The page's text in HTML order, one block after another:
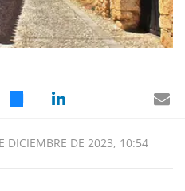
DICIEMBRE DE 2023, 10:54